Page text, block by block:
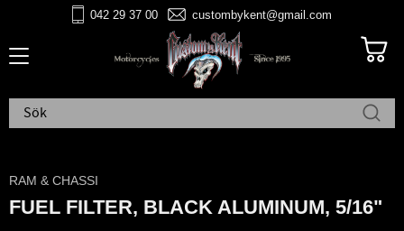
042 29 37 00 custombykent@gmail.com
RAM & CHASSI
FUEL FILTER, BLACK ALUMINUM, 5/16"